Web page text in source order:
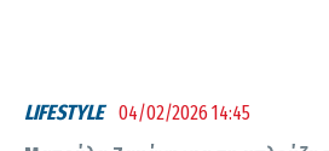
LIFESTYLE 04/02/2026 14:45